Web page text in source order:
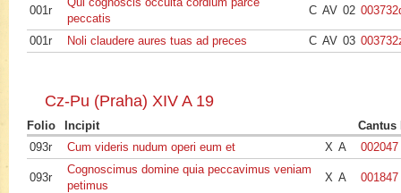
001r
peccatis
C AV 02
001r Noli claudere aures tuas ad preces C AV 03
Cz-Pu (Praha) XIV A 19
Folio Incipit
Cantus
093r
Cum videris nudum operi eum et X A 002047
093r
Cognoscimus domine quia peccavimus veniam
petimus
X A 001847